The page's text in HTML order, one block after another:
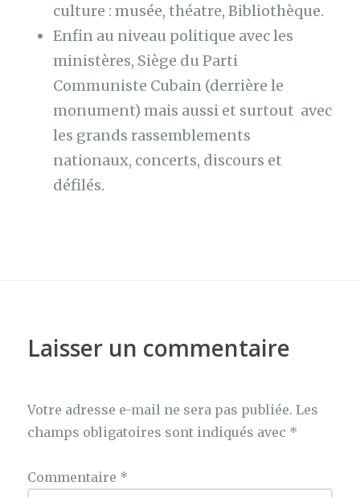
culture : musée, théatre, Bibliothèque.
Enfin au niveau politique avec les
ministères, Siège du Parti
Communiste Cubain (derrière le
monument) mais aussi et surtout avec
les grands rassemblements
nationaux, concerts, discours et
défilés.
Laisser un commentaire
Votre adresse e-mail ne sera pas publiée. Les
champs obligatoires sont indiqués avec *
Commentaire *